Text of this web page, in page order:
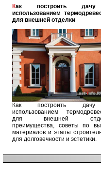
Как построить дачу с
использованием
для внешней отделки
Как построить
использованием
для внешней
преимущества, советы по
материалов и этапы
для долговечности и эстетики.